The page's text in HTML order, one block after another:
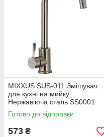
MIXXUS SUS-011 Змішувач
для кухні на мийку
Нержавіюча сталь SS0001
Готово до відправки
573 ₴